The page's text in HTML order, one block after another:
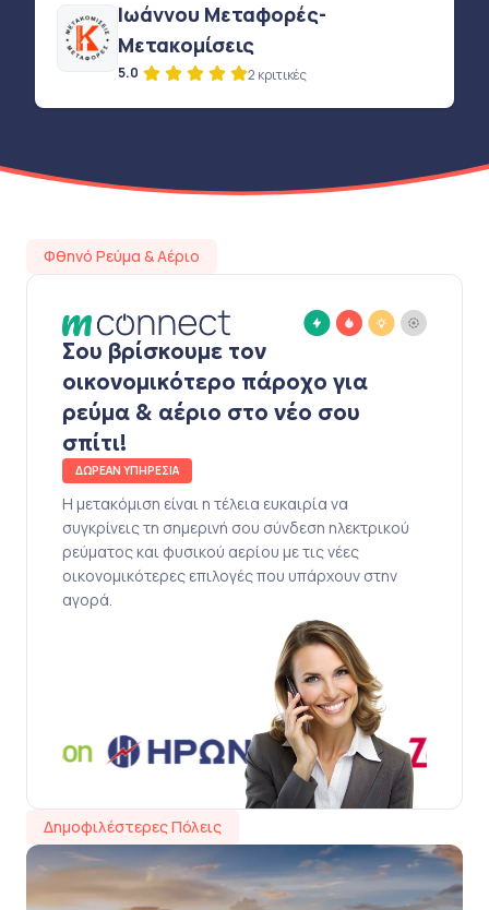
Ιωάννου Μεταφορές-
Μετακομίσεις
5.0 2 κριτικές
Φθηνό Ρεύμα & Αέριο
Σου βρίσκουμε τον
οικονομικότερο πάροχο για
ρεύμα & αέριο στο νέο σου
σπίτι!
ΔΩΡΕΑΝ ΥΠΗΡΕΣΙΑ
Η μετακόμιση είναι η τέλεια ευκαιρία να
συγκρίνεις τη σημερινή σου σύνδεση ηλεκτρικού
ρεύματος και φυσικού αερίου με τις νέες
οικονομικότερες επιλογές που υπάρχουν στην
αγορά.
Δημοφιλέστερες Πόλεις